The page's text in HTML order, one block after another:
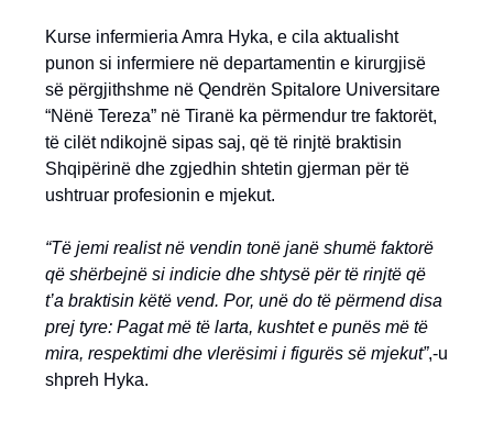
Kurse infermieria Amra Hyka, e cila aktualisht
punon si infermiere në departamentin e kirurgjisë
së përgjithshme në Qendrën Spitalore Universitare
“Nënë Tereza” në Tiranë ka përmendur tre faktorët,
të cilët ndikojnë sipas saj, që të rinjtë braktisin
Shqipërinë dhe zgjedhin shtetin gjerman për të
ushtruar profesionin e mjekut.
“Të jemi realist në vendin tonë janë shumë faktorë
që shërbejnë si indicie dhe shtysë për të rinjtë që
t’a braktisin këtë vend. Por, unë do të përmend disa
prej tyre: Pagat më të larta, kushtet e punës më të
mira, respektimi dhe vlerësimi i figurës së mjekut”,-u
shpreh Hyka.